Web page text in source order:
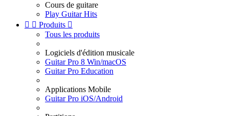
Cours de guitare
Play Guitar Hits
  Produits 
Tous les produits
Logiciels d'édition musicale
Guitar Pro 8 Win/macOS
Guitar Pro Education
Applications Mobile
Guitar Pro iOS/Android